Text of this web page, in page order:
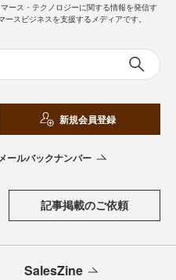
ース・テクノロジーに関する情報を発信す
ースビジネスを支援するメディアです。
新規会員登録
ールバックナンバー
記事掲載のご依頼
SalesZine